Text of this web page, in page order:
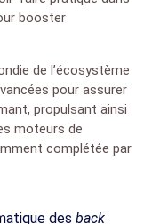
booster
de l’écosystème
pour assurer
propulsant ainsi
moteurs de
complétée par
des back